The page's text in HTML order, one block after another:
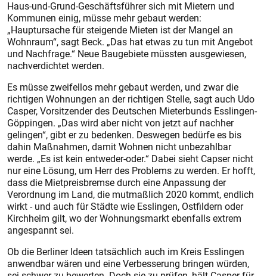
Haus-und-Grund-Geschäftsführer sich mit Mietern und
Kommunen einig, müsse mehr gebaut werden:
„Hauptursache für steigende Mieten ist der Mangel an
Wohnraum“, sagt Beck. „Das hat etwas zu tun mit Angebot
und Nachfrage.“ Neue Baugebiete müssten ausgewiesen,
nachverdichtet werden.
Es müsse zweifellos mehr gebaut werden, und zwar die
richtigen Wohnungen an der richtigen Stelle, sagt auch Udo
Casper, Vorsitzender des Deutschen Mieterbunds Esslingen-
Göppingen. „Das wird aber nicht von jetzt auf nachher
gelingen“, gibt er zu bedenken. Deswegen bedürfe es bis
dahin Maßnahmen, damit Wohnen nicht unbezahlbar
werde. „Es ist kein entweder-oder.“ Dabei sieht Capser nicht
nur eine Lösung, um Herr des Problems zu werden. Er hofft,
dass die Mietpreisbremse durch eine Anpassung der
Verordnung im Land, die mutmaßlich 2020 kommt, endlich
wirkt - und auch für Städte wie Esslingen, Ostfildern oder
Kirchheim gilt, wo der Wohnungsmarkt ebenfalls extrem
angespannt sei.
Ob die Berliner Ideen tatsächlich auch im Kreis Esslingen
anwendbar wären und eine Verbesserung bringen würden,